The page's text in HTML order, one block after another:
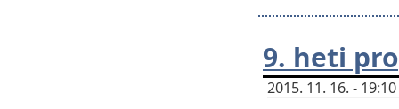
9. heti
2015. 11. 16. -